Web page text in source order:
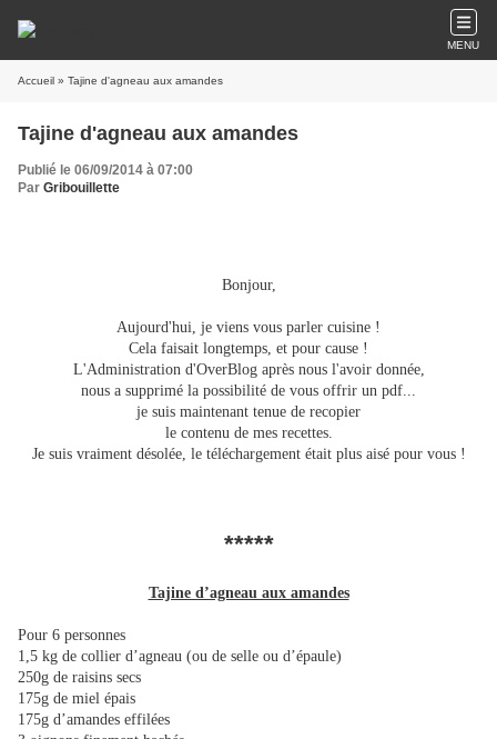
MENU
Accueil » Tajine d'agneau aux amandes
Tajine d'agneau aux amandes
Publié le 06/09/2014 à 07:00
Par Gribouillette
Bonjour,
Aujourd'hui, je viens vous parler cuisine !
Cela faisait longtemps, et pour cause !
L'Administration d'OverBlog après nous l'avoir donnée,
nous a supprimé la possibilité de vous offrir un pdf...
je suis maintenant tenue de recopier
le contenu de mes recettes.
Je suis vraiment désolée, le téléchargement était plus aisé pour vous !
*****
Tajine d’agneau aux amandes
Pour 6 personnes
1,5 kg de collier d’agneau (ou de selle ou d’épaule)
250g de raisins secs
175g de miel épais
175g d’amandes effilées